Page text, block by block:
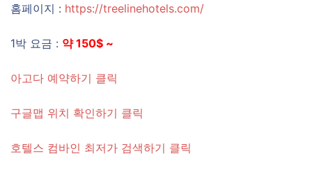
홈페이지 : https://treelinehotels.com/
1박 요금 : 약 150$ ~
아고다 예약하기 클릭
구글맵 위치 확인하기 클릭
호텔스 컴바인 최저가 검색하기 클릭